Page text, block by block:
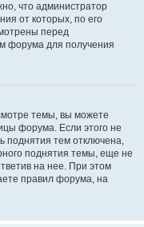
что администратор
от которых, по его
перед
форума для получения
темы, вы можете
форума. Если этого не
поднятия тем отключена,
поднятия темы, еще не
на нее. При этом
правил форума, на